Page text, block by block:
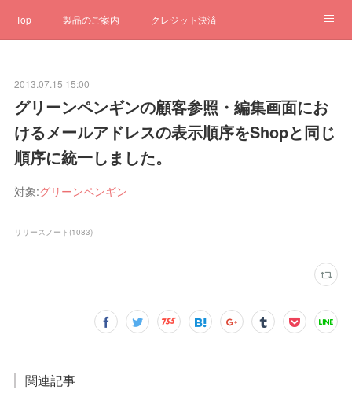
Top 製品のご案内 クレジット決済
お問合せ
2013.07.15 15:00
グリーンペンギンの顧客参照・編集画面にお
けるメールアドレスの表示順序をShopと同じ
順序に統一しました。
対象:グリーンペンギン
リリースノート (1083)
関連記事